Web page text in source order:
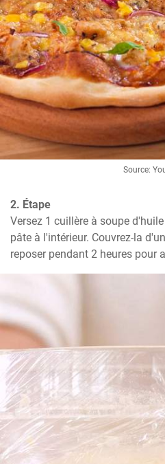
Source:
2. Étape
Versez 1 cuillère à soupe
pâte à l'intérieur. Couvrez-la
reposer pendant 2 heures pour